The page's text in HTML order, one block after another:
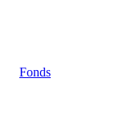
Fonds